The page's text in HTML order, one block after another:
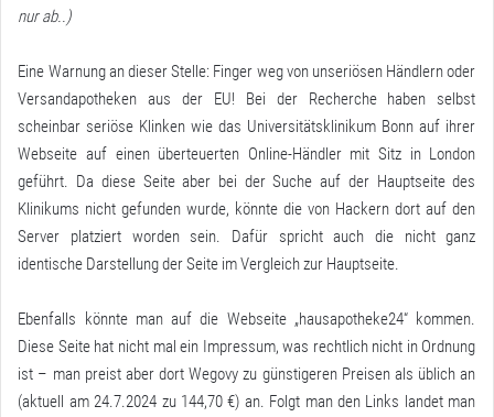
nur ab..)
Eine Warnung an dieser Stelle: Finger weg von unseriösen Händlern oder
Versandapotheken aus der EU! Bei der Recherche haben selbst
scheinbar seriöse Klinken wie das Universitätsklinikum Bonn auf ihrer
Webseite auf einen überteuerten Online-Händler mit Sitz in London
geführt. Da diese Seite aber bei der Suche auf der Hauptseite des
Klinikums nicht gefunden wurde, könnte die von Hackern dort auf den
Server platziert worden sein. Dafür spricht auch die nicht ganz
identische Darstellung der Seite im Vergleich zur Hauptseite.
Ebenfalls könnte man auf die Webseite „hausapotheke24“ kommen.
Diese Seite hat nicht mal ein Impressum, was rechtlich nicht in Ordnung
ist – man preist aber dort Wegovy zu günstigeren Preisen als üblich an
(aktuell am 24.7.2024 zu 144,70 €) an. Folgt man den Links landet man